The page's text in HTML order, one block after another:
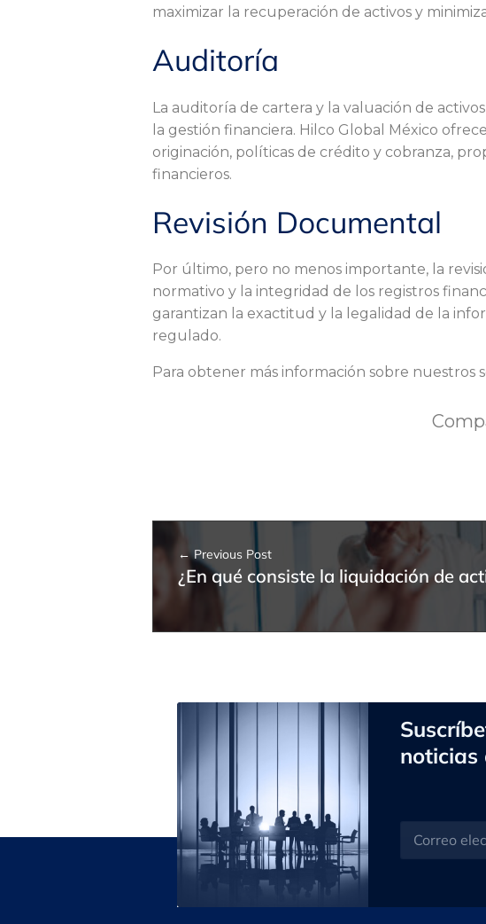
s
i
s
t
e
l
d
m
n
s
maximizar la recuperación de activos y
Auditoría
La auditoría de cartera y la valuación de
la gestión financiera. Hilco Global México
originación, políticas de crédito y cobranza,
financieros.
Revisión Documental
Por último, pero no menos importante, la
normativo y la integridad de los registros
garantizan la exactitud y la legalidad de la
regulado.
Para obtener más información sobre nuestros
Previous Post
¿En qué consiste la liquidación de
noticias
o